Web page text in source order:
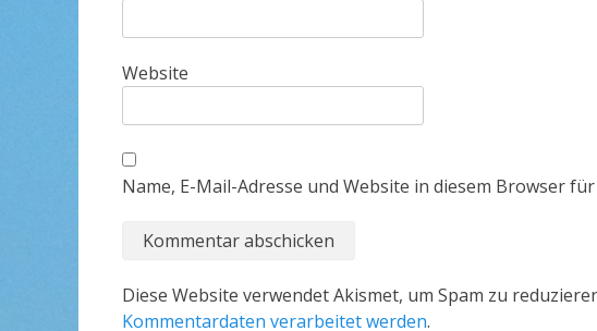
Website
Name, E-Mail-Adresse und Website in diesem Browser
Diese Website verwendet Akismet, um Spam zu
Kommentardaten verarbeitet werden.